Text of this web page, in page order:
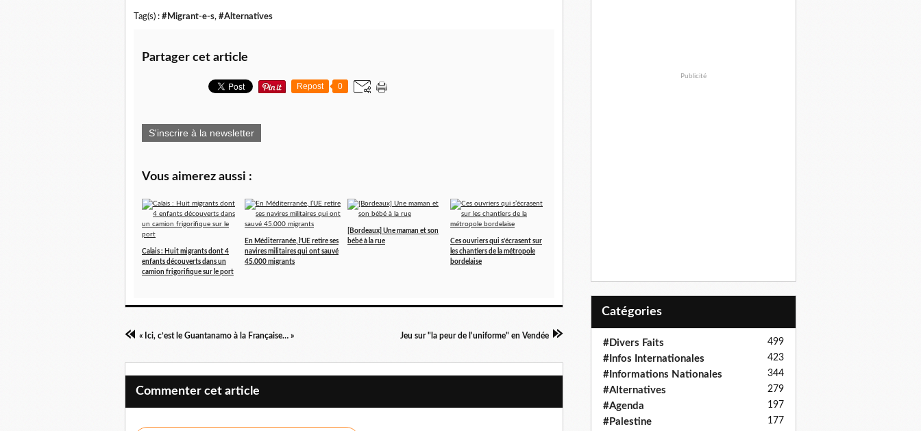
Tag(s) : #Migrant-e-s, #Alternatives
Partager cet article
Repost 0
S'inscrire à la newsletter
Vous aimerez aussi :
Calais : Huit migrants dont 4
enfants découverts dans un
camion frigorifique sur le port
En Méditerranée, l’UE retire ses
navires militaires qui ont sauvé
45.000 migrants
[Bordeaux] Une maman et son
bébé à la rue
Ces ouvriers qui s’écrasent sur
les chantiers de la métropole
bordelaise
« Ici, c’est le Guantanamo à la Française… » Jeu sur "la peur de l'uniforme" en Vendée
Commenter cet article
Publicité
Catégories
#Divers Faits 499
#Infos Internationales 423
#Informations Nationales 344
#Alternatives 279
#Agenda 197
#Palestine 177